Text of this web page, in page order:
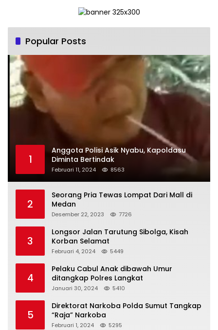
Popular Posts
1
Anggota Polisi Asik Nyabu, Kapoldasu
Diminta Bertindak
Februari 11, 2024 8563
2
Seorang Pria Tewas Lompat Dari Mall di
Medan
Desember 22, 2023 7726
3
Longsor Jalan Tarutung Sibolga, Kisah
Korban Selamat
Februari 4, 2024 5449
4
Pelaku Cabul Anak dibawah Umur
ditangkap Polres Langkat
Januari 30, 2024 5410
5
Direktorat Narkoba Polda Sumut Tangkap
“Raja” Narkoba
Februari 1, 2024 5295